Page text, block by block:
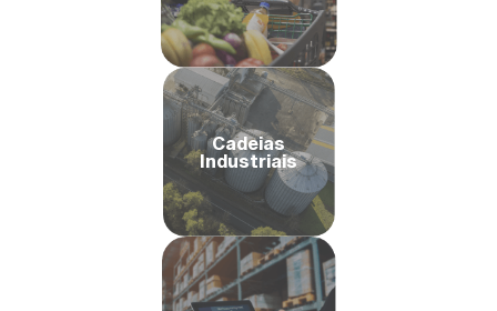
Cadeias
Industriais